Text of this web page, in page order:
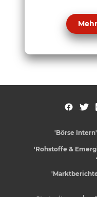
'Börse
'Rohstoffe &